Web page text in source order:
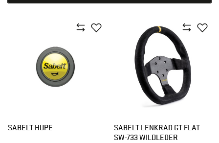
SABELT HUPE
SABELT LENKRAD GT FLAT
SW-733 WILDLEDER